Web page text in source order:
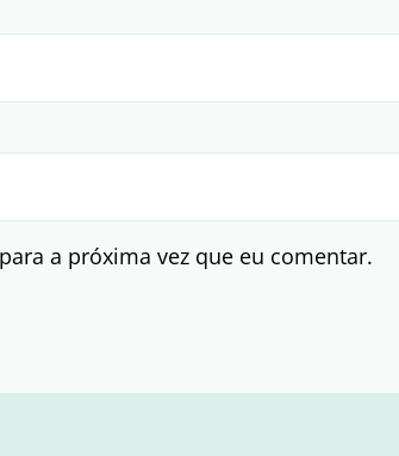
a próxima vez que eu comentar.